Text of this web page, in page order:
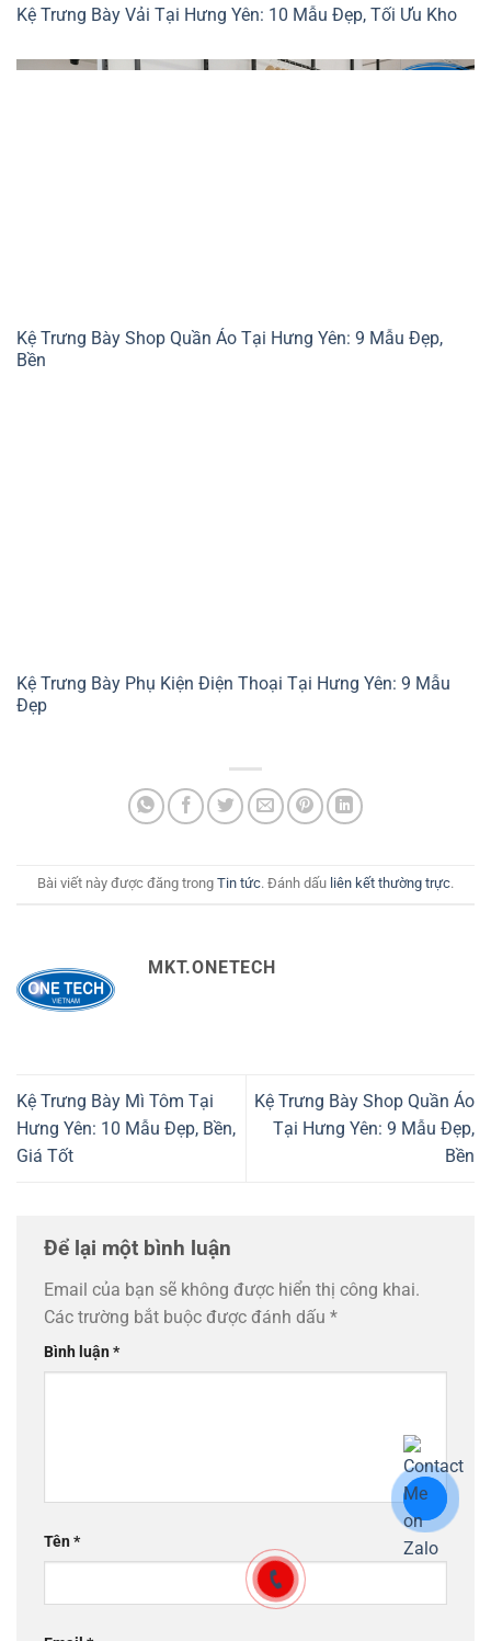
Kệ Trưng Bày Vải Tại Hưng Yên: 10 Mẫu Đẹp, Tối Ưu Kho
Kệ Trưng Bày Shop Quần Áo Tại Hưng Yên: 9 Mẫu Đẹp,
Bền
Kệ Trưng Bày Phụ Kiện Điện Thoại Tại Hưng Yên: 9 Mẫu
Đẹp
Bài viết này được đăng trong Tin tức. Đánh dấu liên kết thường trực.
MKT.ONETECH
Kệ Trưng Bày Mì Tôm Tại
Hưng Yên: 10 Mẫu Đẹp, Bền,
Giá Tốt
Kệ Trưng Bày Shop Quần Áo
Tại Hưng Yên: 9 Mẫu Đẹp,
Bền
Để lại một bình luận
Email của bạn sẽ không được hiển thị công khai.
Các trường bắt buộc được đánh dấu *
Bình luận*
Tên*